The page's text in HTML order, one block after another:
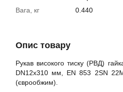
Вага, кг
0.440
Опис товару
Рукав високого тиску (РВД)
DN12x310 мм, EN 853 2SN
(єврообжим).